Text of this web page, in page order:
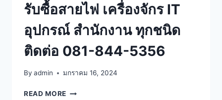
รับซื้อสายไฟ เครื่องจักร IT
อุปกรณ์ สำนักงาน ทุกชนิด
ติดต่อ 081-844-5356
By admin มกราคม 16, 2024
READ MORE